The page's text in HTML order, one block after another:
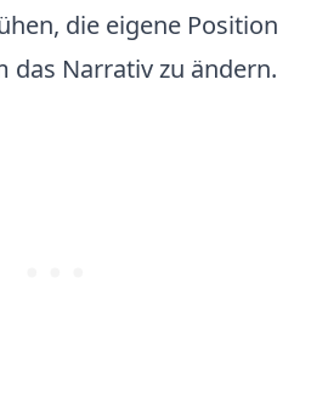
die eigene Position
das Narrativ zu ändern.